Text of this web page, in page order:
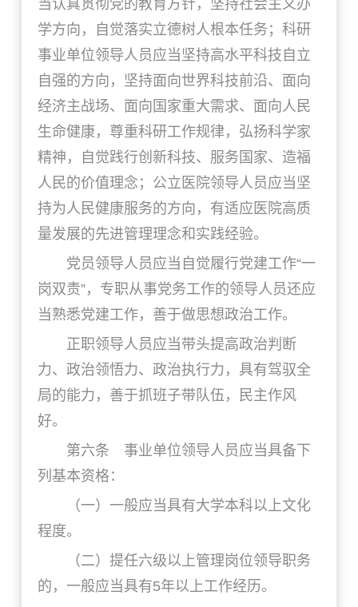
当认真贯彻党的教育方针，坚持社会主义办
学方向，自觉落实立德树人根本任务；科研
事业单位领导人员应当坚持高水平科技自立
自强的方向，坚持面向世界科技前沿、面向
经济主战场、面向国家重大需求、面向人民
生命健康，尊重科研工作规律，弘扬科学家
精神，自觉践行创新科技、服务国家、造福
人民的价值理念；公立医院领导人员应当坚
持为人民健康服务的方向，有适应医院高质
量发展的先进管理理念和实践经验。
党员领导人员应当自觉履行党建工作“一
岗双责”，专职从事党务工作的领导人员还应
当熟悉党建工作，善于做思想政治工作。
正职领导人员应当带头提高政治判断
力、政治领悟力、政治执行力，具有驾驭全
局的能力，善于抓班子带队伍，民主作风
好。
第六条 事业单位领导人员应当具备下
列基本资格：
（一）一般应当具有大学本科以上文化
程度。
（二）提任六级以上管理岗位领导职务
的，一般应当具有5年以上工作经历。